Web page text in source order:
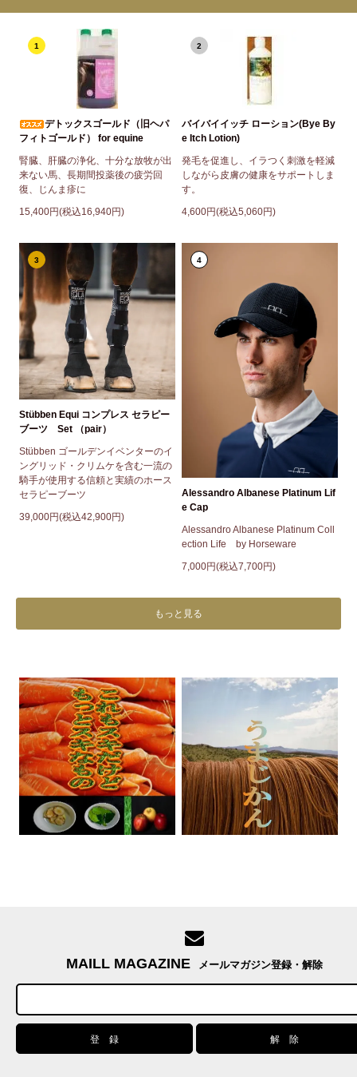
1
デトックスゴールド（旧ヘパ
フィトゴールド） for equine
腎臓、肝臓の浄化、十分な放牧が出
来ない馬、長期間投薬後の疲労回
復、じんま疹に
15,400円(税込16,940円)
2
バイバイイッチ ローション(Bye By
e Itch Lotion)
発毛を促進し、イラつく刺激を軽減
しながら皮膚の健康をサポートしま
す。
4,600円(税込5,060円)
3
Stübben Equi コンプレス セラピー
ブーツ Set （pair）
Stübben ゴールデンイベンターのイ
ングリッド・クリムケを含む一流の
騎手が使用する信頼と実績のホース
セラピーブーツ
39,000円(税込42,900円)
4
Alessandro Albanese Platinum Lif
e Cap
Alessandro Albanese Platinum Coll
ection Life by Horseware
7,000円(税込7,700円)
もっと見る
MAILL MAGAZINE メールマガジン登録・解除